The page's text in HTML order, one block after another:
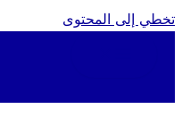
إلى المحتوى